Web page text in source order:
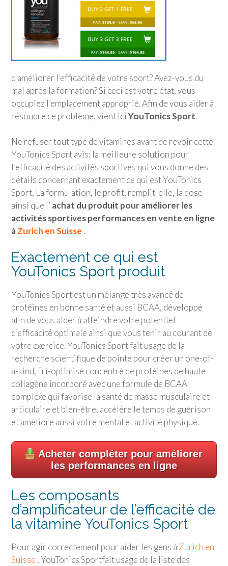
d’améliorer l’efficacité de votre sport? Avez-vous du
mal après la formation? Si ceci est votre état, vous
occupiez l’emplacement approprié. Afin de vous aider à
résoudre ce problème, vient iciYouTonics Sport.
Ne refuser tout type de vitamines avant de revoir cette
YouTonics Sportavis: la meilleure solution pour
l’efficacité des activités sportives qui vous donne des
détails concernant exactement ce qui estYouTonics
Sport, La formulation, le profit, remplit-elle, la dose
ainsi que l’ achat du produit pour améliorer les
activités sportives performances en vente en ligne
àZurich en Suisse .
Exactement ce qui est
YouTonics Sport produit
YouTonics Sportest un mélange très avancé de
protéines en bonne santé et aussi BCAA, développé
afin de vous aider à atteindre votre potentiel
d’efficacité optimale ainsi que vous tenir au courant de
votre exercice.YouTonics Sportfait usage de la
recherche scientifique de pointe pour créer un one-of-
a-kind, Tri-optimisé concentré de protéines de haute
collagène incorporé avec une formule de BCAA
complexe qui favorise la santé de masse musculaire et
articulaire et bien-être, accélère le temps de guérison
et améliore aussi votre mental et activité physique.
Acheter compléter pour améliorer
les performances en ligne
Les composants
d’amplificateur de l’efficacité de
la vitamine YouTonics Sport
Pour agir correctement pour aider les gens à Zurich en
Suisse , YouTonics Sportfait usage de la liste des